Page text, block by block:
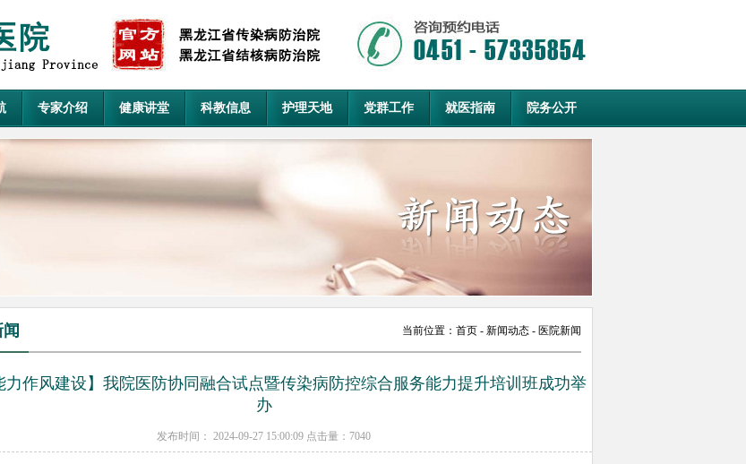
专家介绍 健康讲堂 科教信息 护理天地 党群工作 就医指南 院务公开
当前位置： 首页 - 新闻动态 - 医院新闻
力作风建设】我院医防协同融合试点暨传染病防控综合服务能力提升培训班成功举
办
发布时间： 2024-09-27 15:00:09 点击量：7040